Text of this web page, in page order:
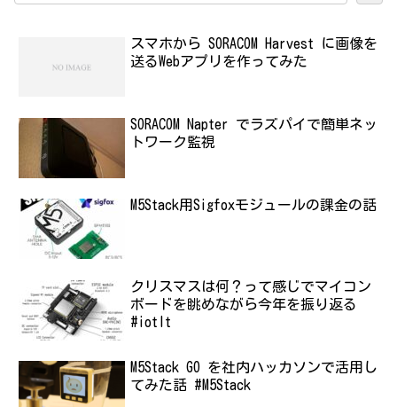
スマホから SORACOM Harvest に画像を
送るWebアプリを作ってみた
SORACOM Napter でラズパイで簡単ネッ
トワーク監視
M5Stack用Sigfoxモジュールの課金の話
クリスマスは何？って感じでマイコン
ボードを眺めながら今年を振り返る
#iotlt
M5Stack GO を社内ハッカソンで活用し
てみた話 #M5Stack